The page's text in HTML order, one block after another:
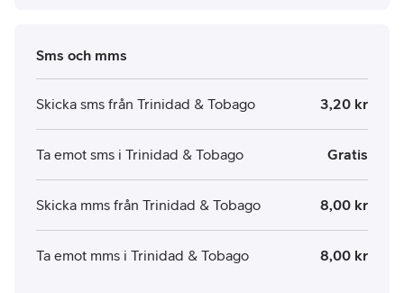
Sms och mms
Skicka sms från Trinidad & Tobago 3,20 kr
Ta emot sms i Trinidad & Tobago Gratis
Skicka mms från Trinidad & Tobago 8,00 kr
Ta emot mms i Trinidad & Tobago 8,00 kr